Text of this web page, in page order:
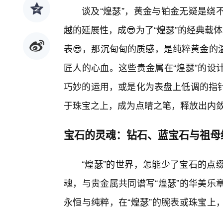
谈及“煌瑟”，黄金与铂金无疑是
越的延展性，成😎为了“煌瑟”的经典载
表😎，那沉甸甸的质感，是纯粹黄金
匠人的心血。这些贵金属在“煌瑟”的
巧妙的运用，或是化为表盘上低调的
于珠宝之上，成为点睛之笔，释放出内
宝石的灵魂：钻石、蓝宝石与祖
“煌瑟”的世界，怎能少了宝石的
魂，与贵金属共同谱写“煌瑟”的华美
永恒与纯粹，在“煌瑟”的腕表或珠宝